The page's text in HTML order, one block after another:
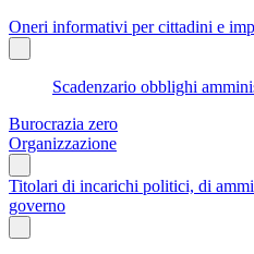
Oneri informativi per cittadini e
Scadenzario obblighi
Burocrazia zero
Organizzazione
Titolari di incarichi politici, di
governo